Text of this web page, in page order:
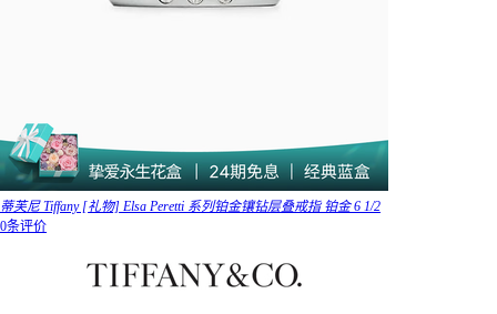
蒂芙尼 Tiffany [礼物] Elsa Peretti 系列铂金镶钻层叠戒指 铂金 6 1/2
0条评价